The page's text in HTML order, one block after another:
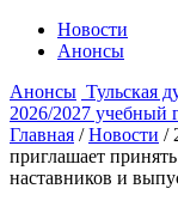
Новости
Анонсы
Анонсы Тульская
2026/2027 учебный
Главная / Новости /
приглашает
наставников и